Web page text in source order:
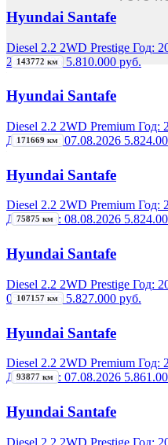
Hyundai Santafe
Diesel 2.2 2WD Prestige Год:
24.07.2026 5.810.000 руб.
143772 км
Hyundai Santafe
Diesel 2.2 2WD Premium Год:
Добавлен:07.08.2026
171669 км
Hyundai Santafe
Diesel 2.2 2WD Premium Год:
Добавлен: 08.08.2026
75875 км
Hyundai Santafe
Diesel 2.2 2WD Prestige Год:
05.08.2026 5.827.000 руб.
107157 км
Hyundai Santafe
Diesel 2.2 2WD Premium Год:
Добавлен: 07.08.2026
93877 км
Hyundai Santafe
Diesel 2.2 2WD Prestige Год: